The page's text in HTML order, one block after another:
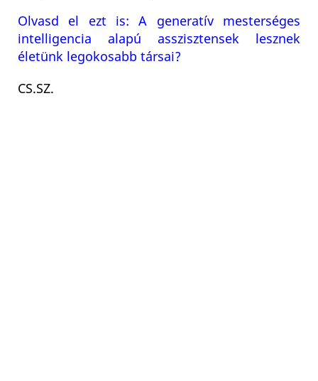
Olvasd el ezt is: A generatív mesterséges
intelligencia alapú asszisztensek lesznek
életünk legokosabb társai?
CS.SZ.